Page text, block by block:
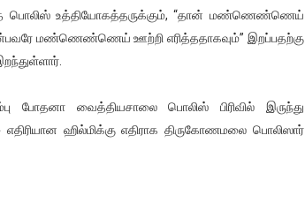
பொலிஸ் உத்தியோகத்தருக்கும், “தான் மண்ணெண்ணெய்
மண்ணெண்ணெய் ஊற்றி எரித்ததாகவும்” இறப்பதற்கு
போதனா வைத்தியசாலை பொலிஸ் பிரிவில் இருந்து
ஹில்மிக்கு எதிராக திருகோணமலை பொலிஸார்